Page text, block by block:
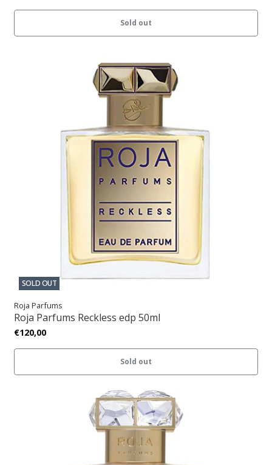
Sold out
SOLD OUT
Roja Parfums
Roja Parfums Reckless edp 50ml
€120,00
Sold out